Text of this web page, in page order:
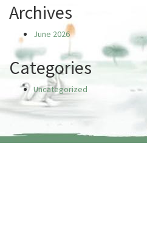
Archives
June 2026
Categories
Uncategorized